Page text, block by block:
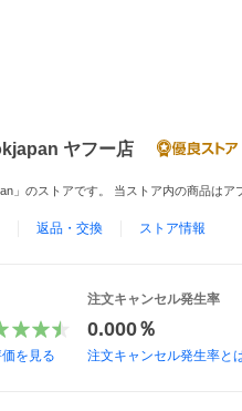
ヤフー店
」のストアです。 当ストア内の商品はア
返品・交換 ストア情報
を見る
注文キャンセル発生率
0.000％
注文キャンセル発生率と